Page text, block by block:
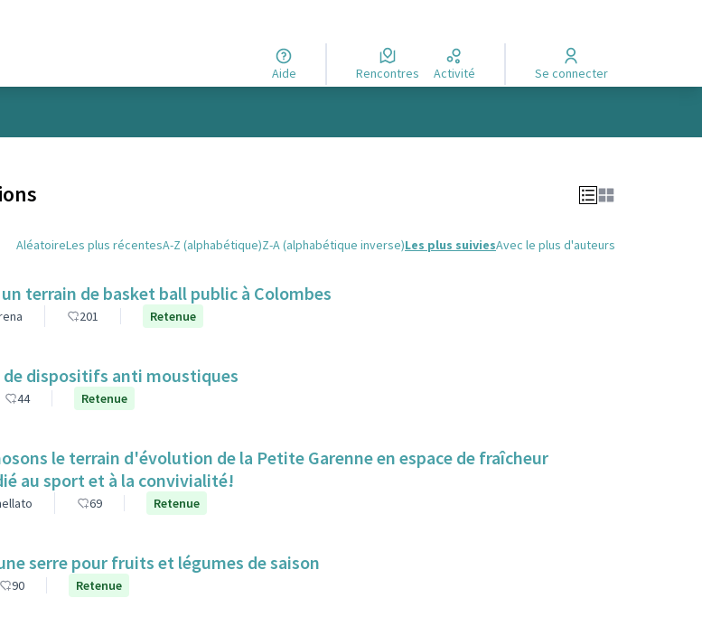
Aide Rencontres Activité Se connecter
AléatoireLes plus récentesA-Z (alphabétique)Z-A (alphabétique inverse)Les plus suiviesAvec le plus d'auteurs
terrain de basket ball public à Colombes
201 Retenue
dispositifs anti moustiques
44 Retenue
le terrain d'évolution de la Petite Garenne en espace de fraîcheur
au sport et à la convivialité!
69 Retenue
serre pour fruits et légumes de saison
90 Retenue